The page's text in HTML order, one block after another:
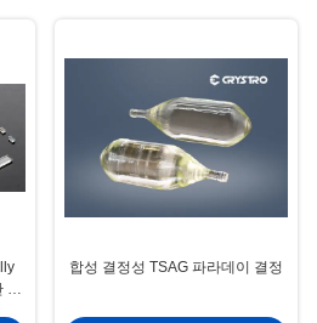
비
합성 결정성 TSAG 파라데이 결정